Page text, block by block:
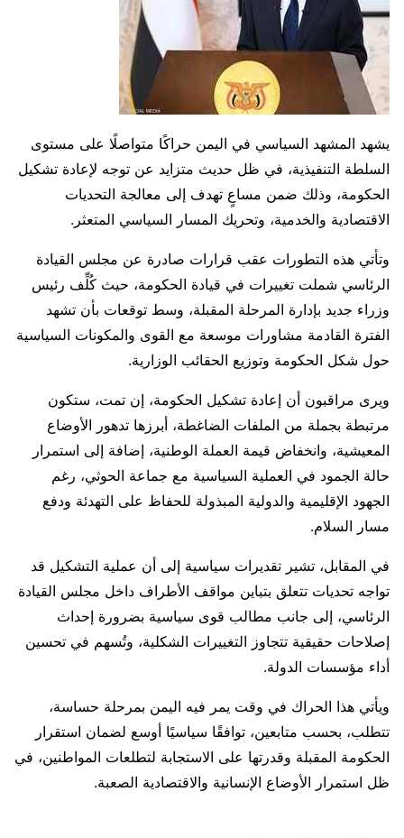
يشهد المشهد السياسي في اليمن حراكًا متواصلًا على مستوى
السلطة التنفيذية، في ظل حديث متزايد عن توجه لإعادة تشكيل
الحكومة، وذلك ضمن مساعٍ تهدف إلى معالجة التحديات
الاقتصادية والخدمية، وتحريك المسار السياسي المتعثر.
وتأتي هذه التطورات عقب قرارات صادرة عن مجلس القيادة
الرئاسي شملت تغييرات في قيادة الحكومة، حيث كُلِّف رئيس
وزراء جديد بإدارة المرحلة المقبلة، وسط توقعات بأن تشهد
الفترة القادمة مشاورات موسعة مع القوى والمكونات السياسية
حول شكل الحكومة وتوزيع الحقائب الوزارية.
ويرى مراقبون أن إعادة تشكيل الحكومة، إن تمت، ستكون
مرتبطة بجملة من الملفات الضاغطة، أبرزها تدهور الأوضاع
المعيشية، وانخفاض قيمة العملة الوطنية، إضافة إلى استمرار
حالة الجمود في العملية السياسية مع جماعة الحوثي، رغم
الجهود الإقليمية والدولية المبذولة للحفاظ على التهدئة ودفع
مسار السلام.
في المقابل، تشير تقديرات سياسية إلى أن عملية التشكيل قد
تواجه تحديات تتعلق بتباين مواقف الأطراف داخل مجلس القيادة
الرئاسي، إلى جانب مطالب قوى سياسية بضرورة إحداث
إصلاحات حقيقية تتجاوز التغييرات الشكلية، وتُسهم في تحسين
أداء مؤسسات الدولة.
ويأتي هذا الحراك في وقت يمر فيه اليمن بمرحلة حساسة،
تتطلب، بحسب متابعين، توافقًا سياسيًا أوسع لضمان استقرار
الحكومة المقبلة وقدرتها على الاستجابة لتطلعات المواطنين، في
ظل استمرار الأوضاع الإنسانية والاقتصادية الصعبة.